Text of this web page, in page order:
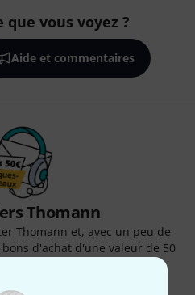
que vous voyez ?
Aide et commentaires
Thomann
Thomann et, avec un peu de
d'achat d'une valeur de 50
Deals